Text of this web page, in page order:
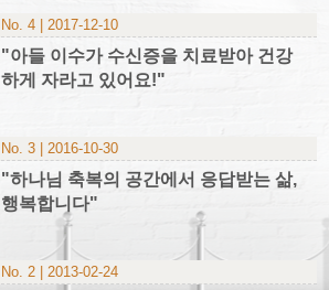
No. 4 | 2017-12-10
"아들 이수가 수신증을 치료받아 건강
하게 자라고 있어요!"
No. 3 | 2016-10-30
"하나님 축복의 공간에서 응답받는 삶,
행복합니다"
No. 2 | 2013-02-24